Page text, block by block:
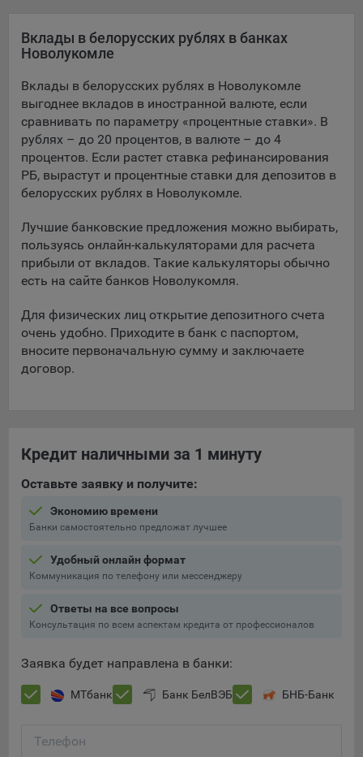
сервис показа контекстной рекламы. Адрес: Yandex
Europe AG, Werftestrasse 4, CH-6005 Luzern, Switzerland.
предоставляемый компанией Google Ireland Ltd, Gordon
House Barrow Street Dublin 4, D04E5W5 Ireland.
Сохранить мои изменения
Сохранить по умолчанию
Вклады в белорусских рублях в банках
Новолукомле
Вклады в белорусских рублях в Новолукомле
выгоднее вкладов в иностранной валюте, если
сравнивать по параметру «процентные ставки». В
рублях – до 20 процентов, в валюте – до 4
процентов. Если растет ставка рефинансирования
РБ, вырастут и процентные ставки для депозитов в
белорусских рублях в Новолукомле.
Лучшие банковские предложения можно выбирать,
пользуясь онлайн-калькуляторами для расчета
прибыли от вкладов. Такие калькуляторы обычно
есть на сайте банков Новолукомля.
Для физических лиц открытие депозитного счета
очень удобно. Приходите в банк с паспортом,
вносите первоначальную сумму и заключаете
договор.
Кредит наличными за 1 минуту
Оставьте заявку и получите:
Экономию времени
Банки самостоятельно предложат лучшее
Удобный онлайн формат
Коммуникация по телефону или мессенджеру
Ответы на все вопросы
Консультация по всем аспектам кредита от профессионалов
Заявка будет направлена в банки:
МТбанк Банк БелВЭБ БНБ-Банк
Телефон